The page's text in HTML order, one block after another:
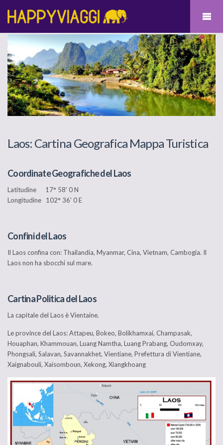
Laos: Cartina Geografica Mappa Turistica
Coordinate Geografiche del Laos
Latitudine 17° 58' 0 N
Longitudine 102° 36' 0 E
Confini del Laos
Il Laos confina con: Thailandia, Myanmar, Cina, Vietnam, Cambogia. Il
Laos non ha sbocchi sul mare.
Cartina Politica del Laos
La capitale del Laos è Vientaine.
Le province del Laos: Attapeu, Bokeo, Bolikhamxai, Champasak,
Houaphan, Khammouan, Luang Namtha, Luang Prabang, Oudomxay,
Phongsali, Salavan, Savannakhet, Vientiane, Prefettura di Vientiane,
Xaignabouli, Xaisomboun, Xekong, Xiangkhoang